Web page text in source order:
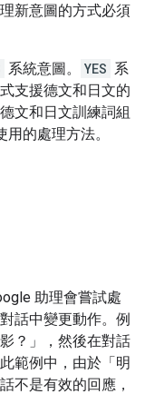
新意圖的方式必須
系統意圖。 YES 系
支援德文和日文的
文和日文訓練詞組
用的處理方法。
助理會嘗試處
話中變更動作。例
？」，然後在對話
範例中，由於「明
不是有效的回應，